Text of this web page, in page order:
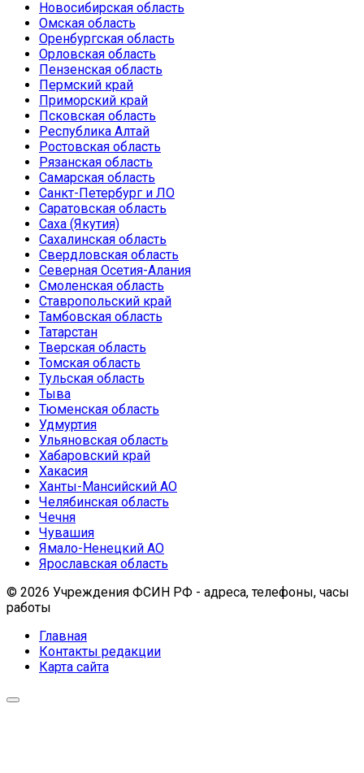
Новосибирская область
Омская область
Оренбургская область
Орловская область
Пензенская область
Пермский край
Приморский край
Псковская область
Республика Алтай
Ростовская область
Рязанская область
Самарская область
Санкт-Петербург и ЛО
Саратовская область
Саха (Якутия)
Сахалинская область
Свердловская область
Северная Осетия-Алания
Смоленская область
Ставропольский край
Тамбовская область
Татарстан
Тверская область
Томская область
Тульская область
Тыва
Тюменская область
Удмуртия
Ульяновская область
Хабаровский край
Хакасия
Ханты-Мансийский АО
Челябинская область
Чечня
Чувашия
Ямало-Ненецкий АО
Ярославская область
© 2026 Учреждения ФСИН РФ - адреса, телефоны, часы
работы
Главная
Контакты редакции
Карта сайта